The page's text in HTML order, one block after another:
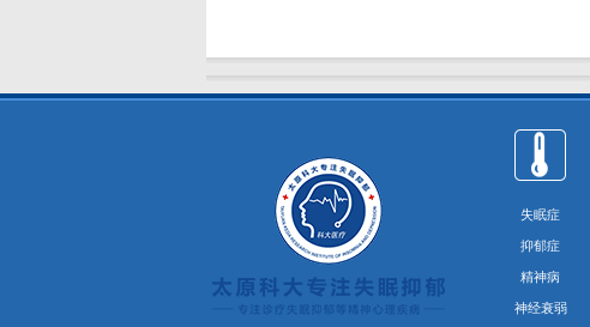
失眠症
抑郁症
精神病
神经衰弱